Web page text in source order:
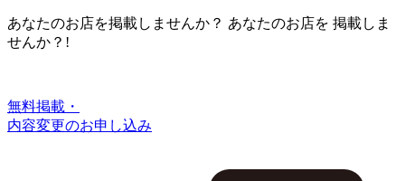
あなたのお店を掲載しませんか？ あなたのお店を 掲載しま
せんか？!
無料掲載・
内容変更のお申し込み